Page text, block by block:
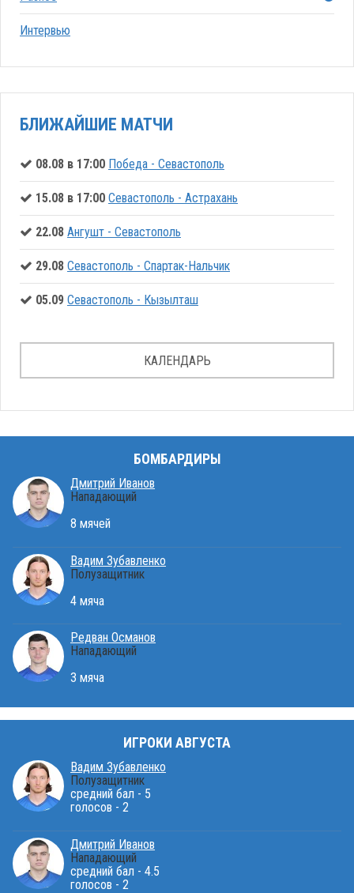
Интервью
БЛИЖАЙШИЕ МАТЧИ
08.08 в 17:00 Победа - Севастополь
15.08 в 17:00 Севастополь - Астрахань
22.08 Ангушт - Севастополь
29.08 Севастополь - Спартак-Нальчик
05.09 Севастополь - Кызылташ
КАЛЕНДАРЬ
БОМБАРДИРЫ
Дмитрий Иванов
Нападающий
8 мячей
Вадим Зубавленко
Полузащитник
4 мяча
Редван Османов
Нападающий
3 мяча
ИГРОКИ АВГУСТА
Вадим Зубавленко
Полузащитник
средний бал - 5
голосов - 2
Дмитрий Иванов
Нападающий
средний бал - 4.5
голосов - 2